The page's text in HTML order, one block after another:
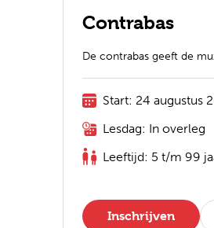
Contrabas
De contrabas geeft de
Start: 24 augustus
Lesdag: In overleg
Leeftijd: 5 t/m 99
Inschrijven